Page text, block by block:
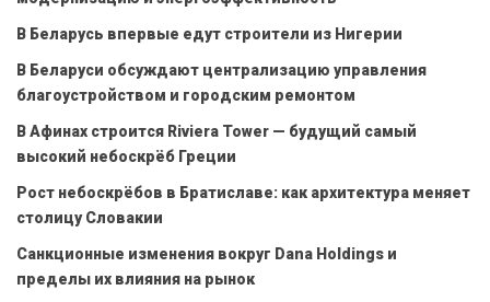
В Беларусь впервые едут строители из Нигерии
В Беларуси обсуждают централизацию управления
благоустройством и городским ремонтом
В Афинах строится Riviera Tower — будущий самый
высокий небоскрёб Греции
Рост небоскрёбов в Братиславе: как архитектура меняет
столицу Словакии
Санкционные изменения вокруг Dana Holdings и
пределы их влияния на рынок